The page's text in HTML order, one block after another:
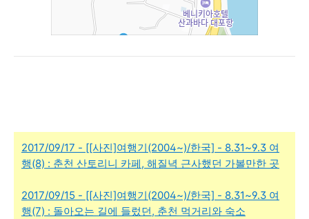
2017/09/17 - [[사진]여행기(2004~)/한국] - 8.31~9.3 여
행(8) : 춘천 산토리니 카페, 해질녁 근사했던 가볼만한 곳
2017/09/15 - [[사진]여행기(2004~)/한국] - 8.31~9.3 여
행(7) : 돌아오는 길에 들렀던, 춘천 먹거리와 숙소